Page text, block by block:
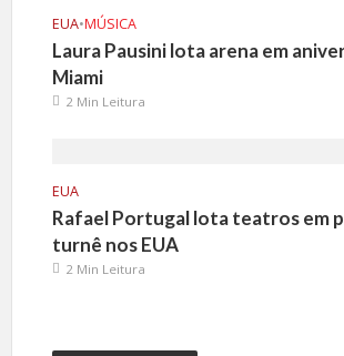
EUA•MÚSICA
Laura Pausini lota arena em
Miami
2 Min Leitura
EUA
Rafael Portugal lota teatros em
turnê nos EUA
2 Min Leitura